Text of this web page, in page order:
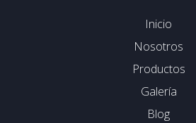
Inicio
Nosotros
Productos
Galería
Blog